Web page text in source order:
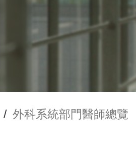
/ 外科系統部門醫師總覽